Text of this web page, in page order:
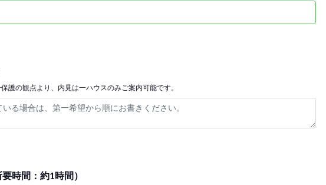
護の観点より、内見は一ハウスのみご案内可能です。
要時間：約1時間）